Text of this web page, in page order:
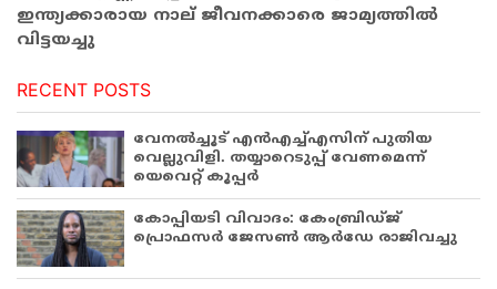
ഇന്ത്യക്കാരായ നാല് ജീവനക്കാരെ ജാമ്യത്തില്‍
വിട്ടയച്ചു
RECENT POSTS
വേനൽച്ചൂട് എൻഎച്ച്എസിന് പുതിയ
വെല്ലുവിളി. തയ്യാറെടുപ്പ് വേണമെന്ന്
യെവെറ്റ് കൂപ്പർ
കോപ്പിയടി വിവാദം: കേംബ്രിഡ്ജ്
പ്രൊഫസർ ജേസൺ ആർഡേ രാജിവച്ചു